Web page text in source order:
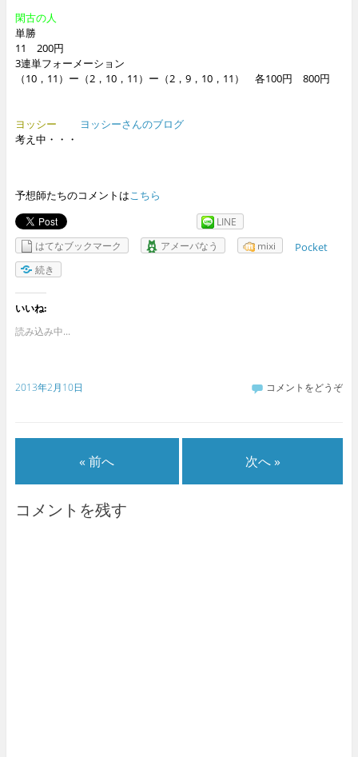
閑古の人
単勝
11 200円
3連単フォーメーション
（10，11）ー（2，10，11）ー（2，9，10，11） 各100円 800円
ヨッシー
ヨッシーさんのブログ
考え中・・・
予想師たちのコメントはこちら
LINE
はてなブックマーク
アメーバなう mixi Pocket
続き
いいね:
読み込み中...
2013年2月10日 コメントをどうぞ
« 前へ 次へ »
コメントを残す